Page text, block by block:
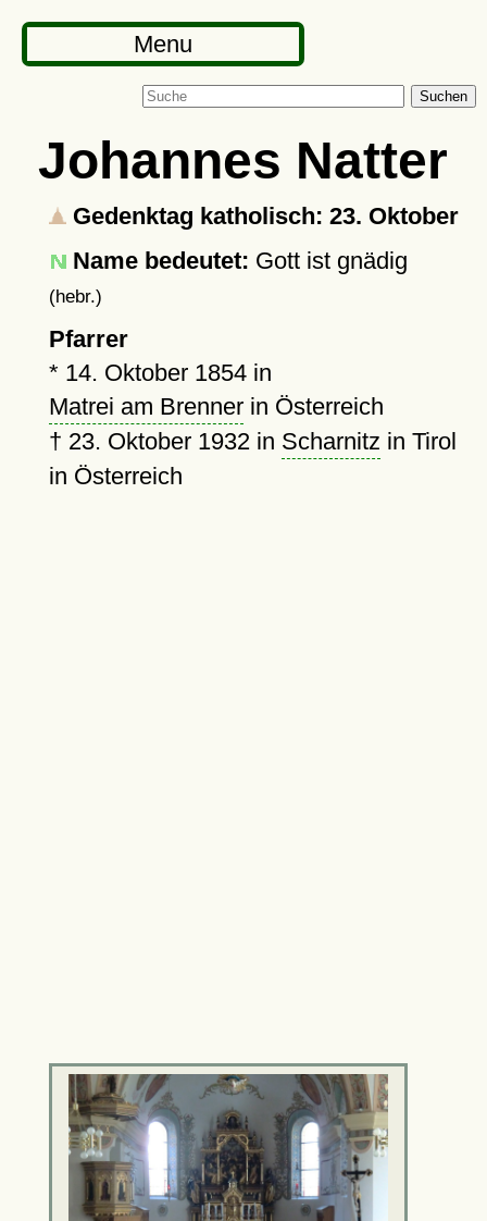
Menu
Suchen
Johannes Natter
Gedenktag katholisch: 23. Oktober
Name bedeutet: Gott ist gnädig
(hebr.)
Pfarrer
* 14. Oktober 1854in
Matrei am Brennerin Österreich
† 23. Oktober 1932in Scharnitz in Tirol
in Österreich